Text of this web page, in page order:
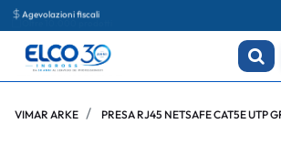
Agevolazioni fiscali
VIMAR ARKE PRESA RJ45 NETSAFE CAT5E UTP